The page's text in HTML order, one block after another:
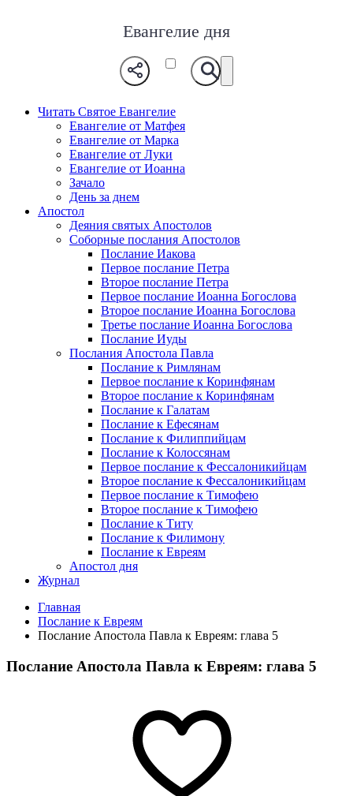
Евангелие дня
Читать Святое Евангелие
Евангелие от Матфея
Евангелие от Марка
Евангелие от Луки
Евангелие от Иоанна
Зачало
День за днем
Апостол
Деяния святых Апостолов
Соборные послания Апостолов
Послание Иакова
Первое послание Петра
Второе послание Петра
Первое послание Иоанна Богослова
Второе послание Иоанна Богослова
Третье послание Иоанна Богослова
Послание Иуды
Послания Апостола Павла
Послание к Римлянам
Первое послание к Коринфянам
Второе послание к Коринфянам
Послание к Галатам
Послание к Ефесянам
Послание к Филиппийцам
Послание к Колоссянам
Первое послание к Фессалоникийцам
Второе послание к Фессалоникийцам
Первое послание к Тимофею
Второе послание к Тимофею
Послание к Титу
Послание к Филимону
Послание к Евреям
Апостол дня
Журнал
Главная
Послание к Евреям
Послание Апостола Павла к Евреям: глава 5
Послание Апостола Павла к Евреям: глава 5